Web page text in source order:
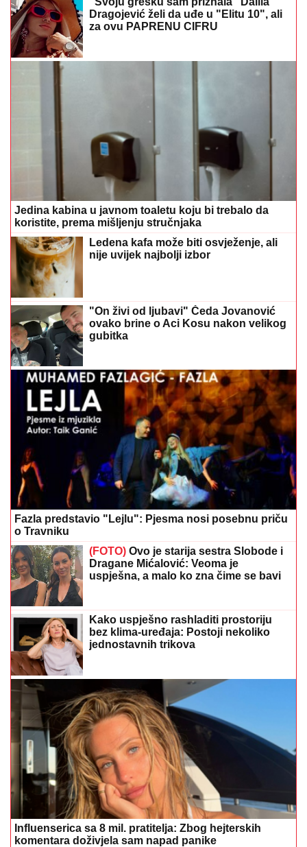
Dragojević želi da uđe u "Elitu 10", ali
za ovu PAPRENU CIFRU
Jedina kabina u javnom toaletu koju bi trebalo da
koristite, prema mišljenju stručnjaka
Ledena kafa može biti osvježenje, ali
nije uvijek najbolji izbor
"On živi od ljubavi" Čeda Jovanović
ovako brine o Aci Kosu nakon velikog
gubitka
Fazla predstavio "Lejlu": Pjesma nosi posebnu priču
o Travniku
(FOTO) Ovo je starija sestra Slobode i
Dragane Mićalović: Veoma je
uspješna, a malo ko zna čime se bavi
Kako uspješno rashladiti prostoriju
bez klima-uređaja: Postoji nekoliko
jednostavnih trikova
Influenserica sa 8 mil. pratitelja: Zbog hejterskih
komentara doživjela sam napad panike